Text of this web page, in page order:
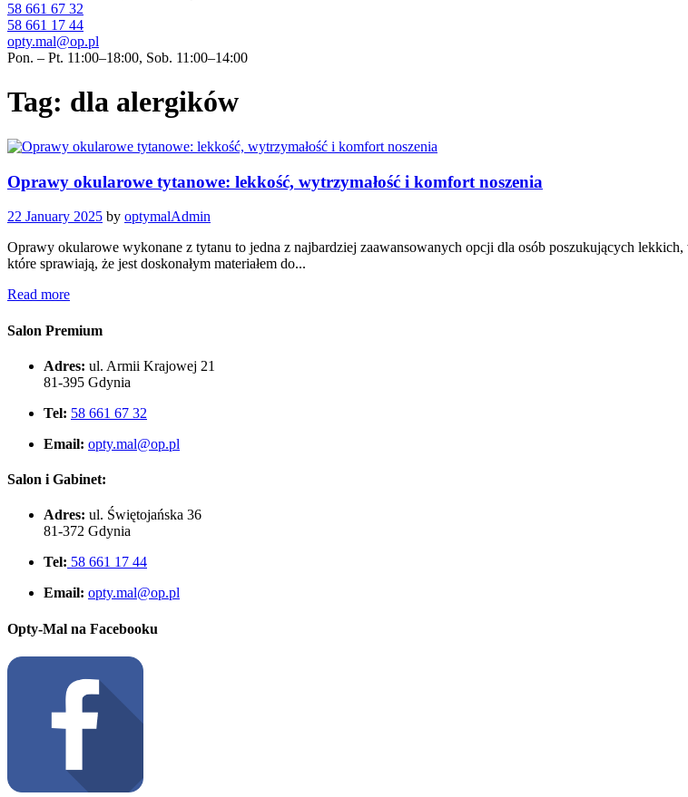
58 661 67 32
58 661 17 44
opty.mal@op.pl
Pon. – Pt. 11:00–18:00, Sob. 11:00–14:00
Tag: dla alergików
Oprawy okularowe tytanowe: lekkość, wytrzymałość i komfort noszenia
22 January 2025 by optymalAdmin
Oprawy okularowe wykonane z tytanu to jedna z najbardziej zaawansowanych opcji dla osób poszukujących
które sprawiają, że jest doskonałym materiałem do...
Read more
Salon Premium
Adres: ul. Armii Krajowej 21
81-395 Gdynia
Tel: 58 661 67 32
Email: opty.mal@op.pl
Salon i Gabinet:
Adres: ul. Świętojańska 36
81-372 Gdynia
Tel: 58 661 17 44
Email: opty.mal@op.pl
Opty-Mal na Facebooku